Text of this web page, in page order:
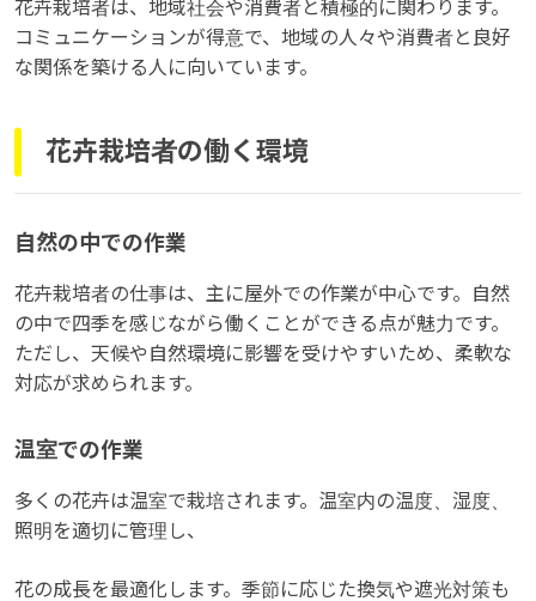
花卉栽培者は、地域社会や消費者と積極的に関わります。
コミュニケーションが得意で、地域の人々や消費者と良好
な関係を築ける人に向いています。
花卉栽培者の働く環境
自然の中での作業
花卉栽培者の仕事は、主に屋外での作業が中心です。自然
の中で四季を感じながら働くことができる点が魅力です。
ただし、天候や自然環境に影響を受けやすいため、柔軟な
対応が求められます。
温室での作業
多くの花卉は温室で栽培されます。温室内の温度、湿度、
照明を適切に管理し、
花の成長を最適化します。季節に応じた換気や遮光対策も